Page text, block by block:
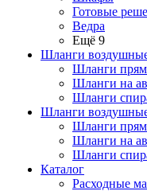
Готовые
Ведра
Ещё 9
Шланги
Шланги
Шланги на
Шланги
Шланги
Шланги
Шланги на
Шланги
Каталог
Расходные